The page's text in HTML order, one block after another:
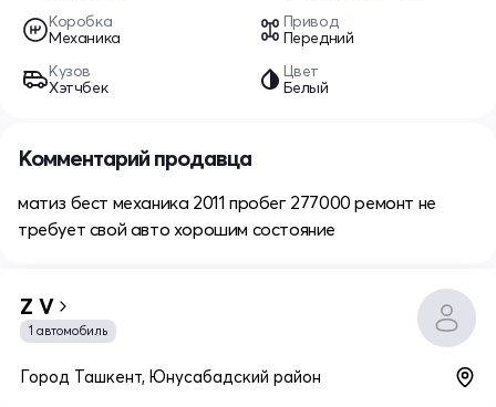
Коробка
Механика
Привод
Передний
Кузов
Хэтчбек
Цвет
Белый
Комментарий продавца
матиз бест механика 2011 пробег 277000 ремонт не
требует свой авто хорошим состояние
Z V
1 автомобиль
Город Ташкент, Юнусабадский район